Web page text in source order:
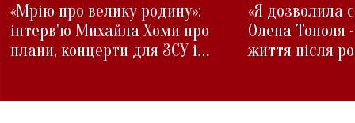
«Мрію про велику родину»:
інтерв'ю Михайла Хоми про
плани, концерти для ЗСУ і
«Я дозволила
Олена Тополя
життя після